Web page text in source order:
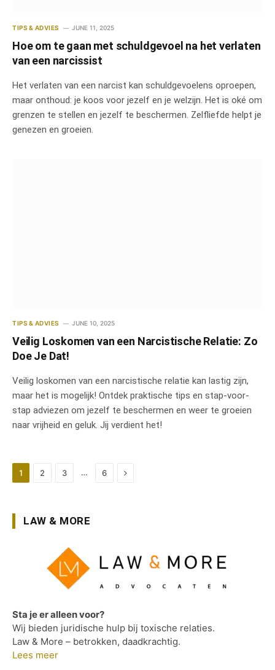
TIPS & ADVIES JUNE 11, 2025
Hoe om te gaan met schuldgevoel na het verlaten
van een narcissist
Het verlaten van een narcist kan schuldgevoelens oproepen,
maar onthoud: je koos voor jezelf en je welzijn. Het is oké om
grenzen te stellen en jezelf te beschermen. Zelfliefde helpt je
genezen en groeien.
TIPS & ADVIES JUNE 10, 2025
Veilig Loskomen van een Narcistische Relatie: Zo
Doe Je Dat!
Veilig loskomen van een narcistische relatie kan lastig zijn,
maar het is mogelijk! Ontdek praktische tips en stap-voor-
stap adviezen om jezelf te beschermen en weer te groeien
naar vrijheid en geluk. Jij verdient het!
1 2 3 … 6 Next
LAW & MORE
Sta je er alleen voor?
Wij bieden juridische hulp bij toxische relaties.
Law & More – betrokken, daadkrachtig.
Lees meer